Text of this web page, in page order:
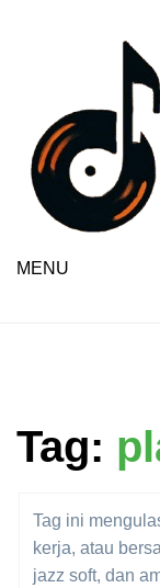
MENU
Tag:
Tag ini
kerja, atau
jazz soft, dan